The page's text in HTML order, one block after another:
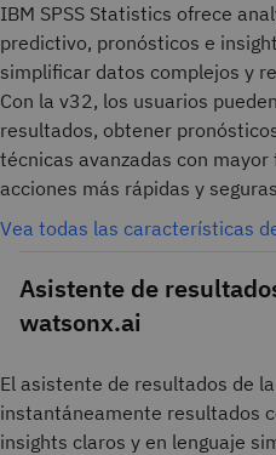
IBM SPSS Statistics ofrece
predictivo, pronósticos e
simplificar datos complejos y
Con la v32, los usuarios
resultados, obtener
técnicas avanzadas con
acciones más rápidas y
Vea todas las características
Asistente de
watsonx.ai
El asistente de resultados de
instantáneamente resultados
insights claros y en lenguaje